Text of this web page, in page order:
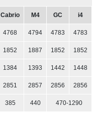
Cabrio M4 GC i4
4768 4794 4783 4783
1852 1887 1852 1852
1384 1393 1442 1448
2851 2857 2856 2856
385 440 470-1290